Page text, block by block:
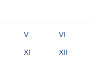
V VI
XI XII